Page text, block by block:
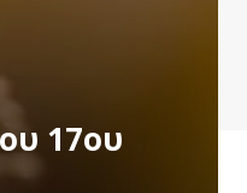
17ου